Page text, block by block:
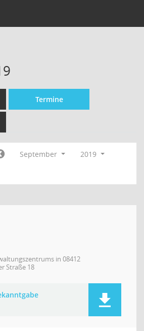
Termine
September
2019
in 08412
Straße 18